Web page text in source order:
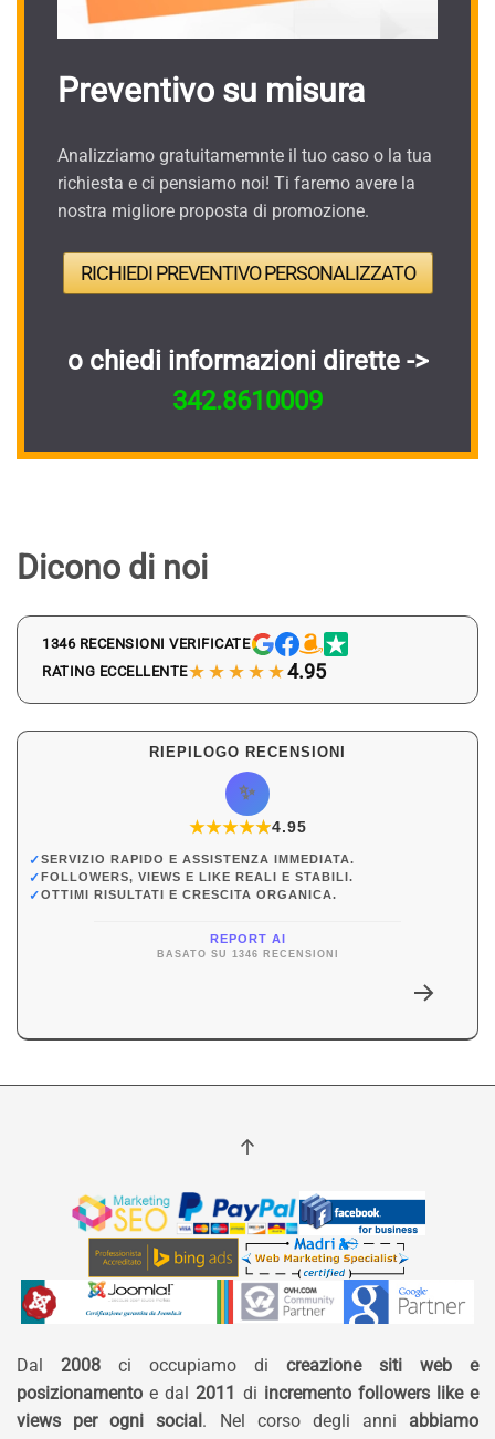
Preventivo su misura
Analizziamo gratuitamemnte il tuo caso o la tua
richiesta e ci pensiamo noi! Ti faremo avere la
nostra migliore proposta di promozione.
RICHIEDI PREVENTIVO PERSONALIZZATO
o chiedi informazioni dirette ->
342.8610009
Dicono di noi
1346 RECENSIONI VERIFICATE
RATING ECCELLENTE★★★★★4.95
RIEPILOGO RECENSIONI
✨
★★★★★
★4.95
✓SERVIZIO RAPIDO E ASSISTENZA IMMEDIATA.
✓FOLLOWERS, VIEWS E LIKE REALI E STABILI.
✓OTTIMI RISULTATI E CRESCITA ORGANICA.
REPORT AI
BASATO SU 1346 RECENSIONI
Dal 2008 ci occupiamo di creazione siti web e
posizionamento e dal 2011 di incremento followers like e
views per ogni social. Nel corso degli anni abbiamo